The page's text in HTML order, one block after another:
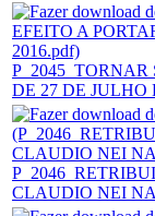
P_2045_TORNAR
DE 27 DE JULHO
CLAUDIO NEI